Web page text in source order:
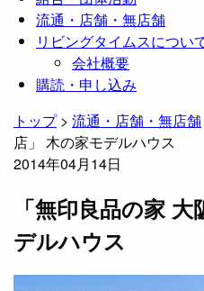
流通・店舗・無店舗
リビングタイムスについ
会社概要
購読・申し込み
トップ> 流通・店舗・無店舗
店」 木の家モデルハウス
2014年04月14日
「無印良品の家
デルハウス